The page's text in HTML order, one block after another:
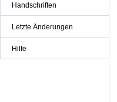
Handschriften
Letzte Änderungen
Hilfe